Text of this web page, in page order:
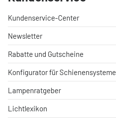
Kundenservice-Center
Newsletter
Rabatte und Gutscheine
Konfigurator für Schienensysteme
Lampenratgeber
Lichtlexikon